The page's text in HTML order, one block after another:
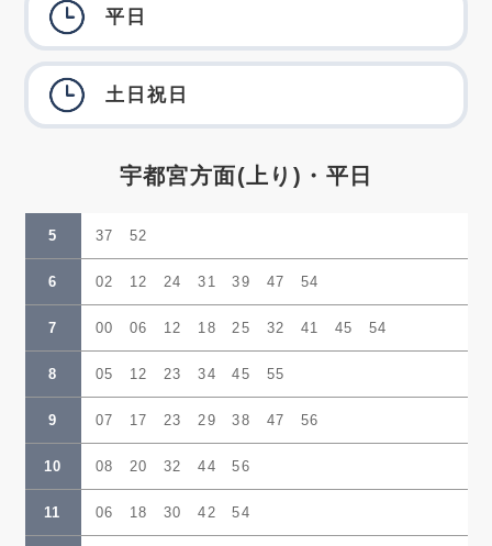
平日
土日祝日
宇都宮方面(上り)・平日
5 37 52
6 02 12 24 31 39 47 54
7 00 06 12 18 25 32 41 45 54
8 05 12 23 34 45 55
9 07 17 23 29 38 47 56
10 08 20 32 44 56
11 06 18 30 42 54